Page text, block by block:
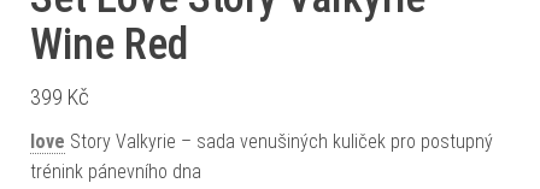
Wine Red
399 Kč
love Story Valkyrie – sada venušiných kuliček pro postupný
trénink pánevního dna